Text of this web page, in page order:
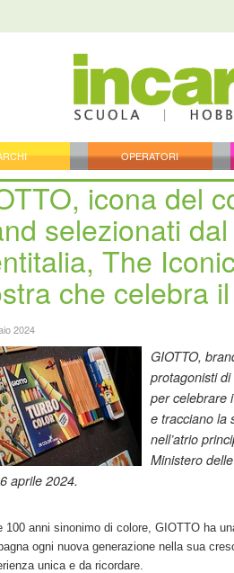
OPERATORI
icona del
selezionati
The
che celebra
2024
GIOTTO,
protagonisti
per celebrare
e tracciano la
nell’atrio
Ministero
aprile 2024.
100 anni sinonimo di colore, GIOTTO ha
ogni nuova generazione nella sua
unica e da ricordare.